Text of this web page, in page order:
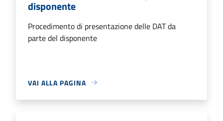
disponente
Procedimento di presentazione delle DAT da
parte del disponente
VAI ALLA PAGINA